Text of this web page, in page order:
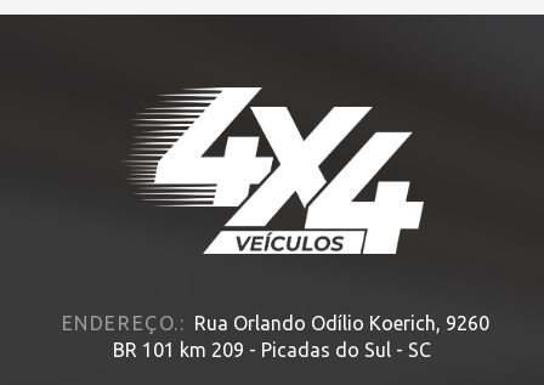
ENDEREÇO.: Rua Orlando Odílio Koerich, 9260
BR 101 km 209 - Picadas do Sul - SC